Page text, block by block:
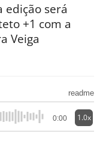
edição será
+1 com a
Veiga
readme
0:00 1.0x